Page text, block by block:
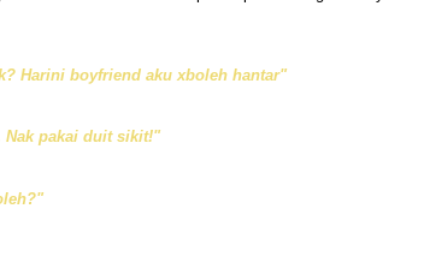
Harini boyfriend aku xboleh hantar"
Nak pakai duit sikit!"